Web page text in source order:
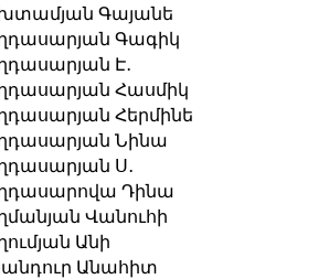
Գայանե
Գագիկ
Է․
Հասմիկ
Հերմինե
Նինա
Ս․
Դինա
Վանուհի
Անի
Անահիտ